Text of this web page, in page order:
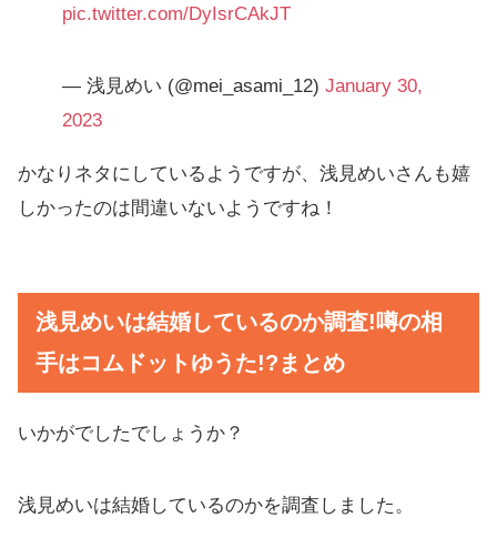
pic.twitter.com/DyIsrCAkJT
— 浅見めい (@mei_asami_12) January 30,
2023
かなりネタにしているようですが、浅見めいさんも嬉
しかったのは間違いないようですね！
浅見めいは結婚しているのか調査!噂の相
手はコムドットゆうた!?まとめ
いかがでしたでしょうか？
浅見めいは結婚しているのかを調査しました。